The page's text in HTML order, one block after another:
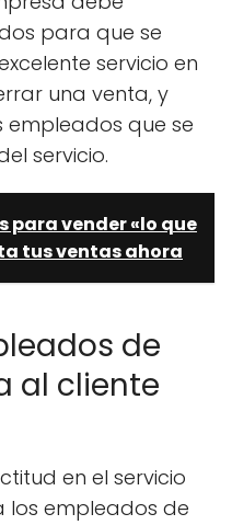
para que se
servicio en
una venta, y
que se
servicio.
para vender «lo que
tus ventas ahora
de
al cliente
en el servicio
empleados de